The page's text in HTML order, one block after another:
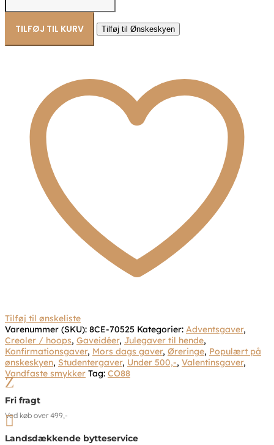
i
guldfarvet
stål
8CE-
TILFØJ TIL KURV Tilføj til Ønskeskyen
Tilføj til ønskeliste
Varenummer (SKU): 8CE-70525 Kategorier: Adventsgaver,
Creoler / hoops, Gaveidéer, Julegaver til hende,
Konfirmationsgaver, Mors dags gaver, Øreringe, Populært på
ønskeskyen, Studentergaver, Under 500,-, Valentinsgaver,
Vandfaste smykker Tag: CO88
Z
Fri fragt
Ved køb over 499,-

Landsdækkende bytteservice